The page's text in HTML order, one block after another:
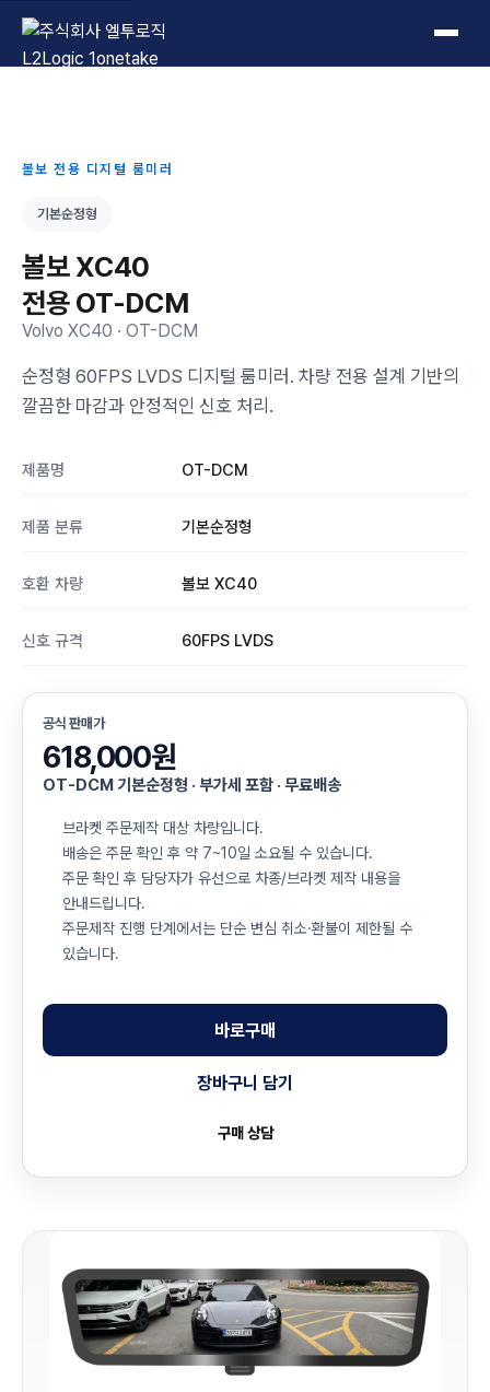
L2Logic 1onetake
볼보 전용 디지털 룸미러
기본순정형
볼보 XC40
전용 OT-DCM
Volvo XC40 · OT-DCM
순정형 60FPS LVDS 디지털 룸미러. 차량 전용 설계 기반의
깔끔한 마감과 안정적인 신호 처리.
제품명 OT-DCM
제품 분류 기본순정형
호환 차량 볼보 XC40
신호 규격 60FPS LVDS
공식 판매가
618,000원
OT-DCM 기본순정형 · 부가세 포함 · 무료배송
브라켓 주문제작 대상 차량입니다.
배송은 주문 확인 후 약 7~10일 소요될 수 있습니다.
주문 확인 후 담당자가 유선으로 차종/브라켓 제작 내용을
안내드립니다.
주문제작 진행 단계에서는 단순 변심 취소·환불이 제한될 수
있습니다.
바로구매
장바구니 담기
구매 상담